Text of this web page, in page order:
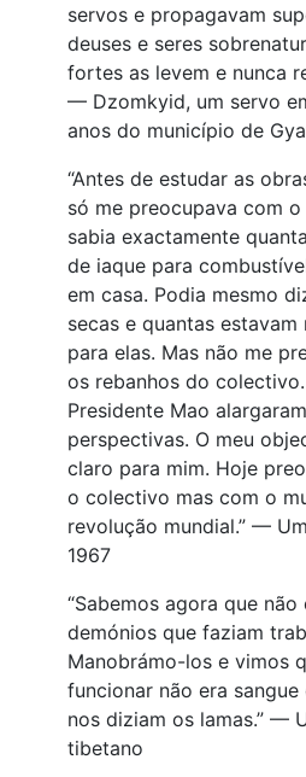
servos e propagavam
deuses e seres
fortes as levem e nunca
— Dzomkyid, um servo
anos do município de
“Antes de estudar as
só me preocupava com
sabia exactamente
de iaque para
em casa. Podia mesmo
secas e quantas
para elas. Mas não me
os rebanhos do
Presidente Mao
perspectivas. O meu
claro para mim. Hoje
o colectivo mas com o
revolução mundial.” —
1967
“Sabemos agora que não
demónios que faziam
Manobrámo-los e vimos
funcionar não era
nos diziam os lamas.” —
tibetano